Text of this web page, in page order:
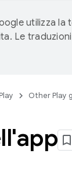
utilizza la
Le
Other Play